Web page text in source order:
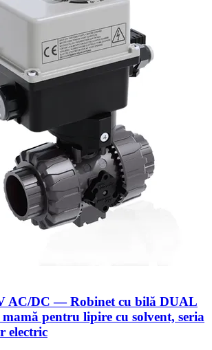
AC/DC — Robinet cu bilă DUAL
pentru lipire cu solvent, seria
electric